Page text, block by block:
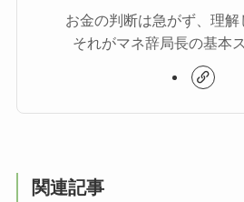
お金の判断は急がず、理解
それがマネ辞局長の基本
関連記事